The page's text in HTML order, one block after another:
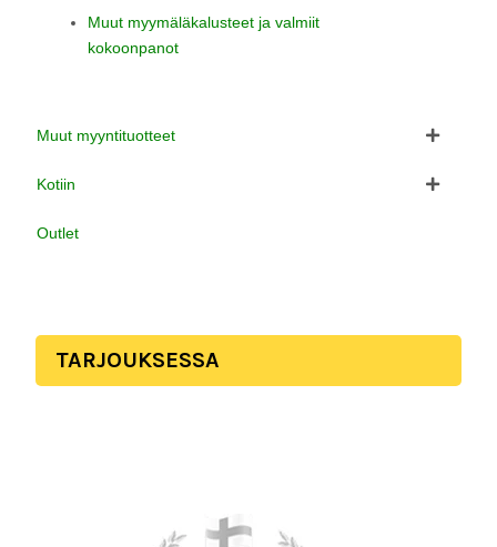
Muut myymäläkalusteet ja valmiit
kokoonpanot
Muut myyntituotteet
Kotiin
Outlet
TARJOUKSESSA